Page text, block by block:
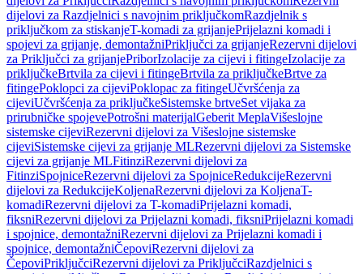
dijelovi za Razdjelnici s navojnim priključkomRazdjelnik s
priključkom za stiskanjeT-komadi za grijanjePrijelazni komadi i
spojevi za grijanje, demontažniPriključci za grijanjeRezervni dijelovi
za Priključci za grijanjePriborIzolacije za cijevi i fitingeIzolacije za
priključkeBrtvila za cijevi i fitingeBrtvila za priključkeBrtve za
fitingePoklopci za cijeviPoklopac za fitingeUčvršćenja za
cijeviUčvršćenja za priključkeSistemske brtveSet vijaka za
prirubničke spojevePotrošni materijalGeberit MeplaVišeslojne
sistemske cijeviRezervni dijelovi za Višeslojne sistemske
cijeviSistemske cijevi za grijanje MLRezervni dijelovi za Sistemske
cijevi za grijanje MLFitinziRezervni dijelovi za
FitinziSpojniceRezervni dijelovi za SpojniceRedukcijeRezervni
dijelovi za RedukcijeKoljenaRezervni dijelovi za KoljenaT-
komadiRezervni dijelovi za T-komadiPrijelazni komadi,
fiksniRezervni dijelovi za Prijelazni komadi, fiksniPrijelazni komadi
i spojnice, demontažniRezervni dijelovi za Prijelazni komadi i
spojnice, demontažniČepoviRezervni dijelovi za
ČepoviPriključciRezervni dijelovi za PriključciRazdjelnici s